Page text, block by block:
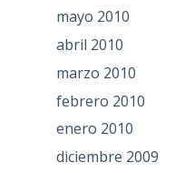
mayo 2010
abril 2010
marzo 2010
febrero 2010
enero 2010
diciembre 2009